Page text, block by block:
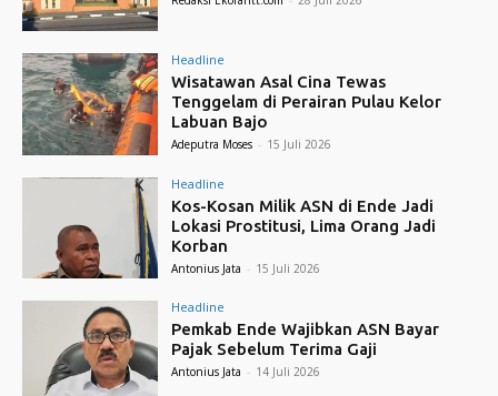
Headline
Wisatawan Asal Cina Tewas
Tenggelam di Perairan Pulau Kelor
Labuan Bajo
Adeputra Moses - 15 Juli 2026
Headline
Kos-Kosan Milik ASN di Ende Jadi
Lokasi Prostitusi, Lima Orang Jadi
Korban
Antonius Jata - 15 Juli 2026
Headline
Pemkab Ende Wajibkan ASN Bayar
Pajak Sebelum Terima Gaji
Antonius Jata - 14 Juli 2026